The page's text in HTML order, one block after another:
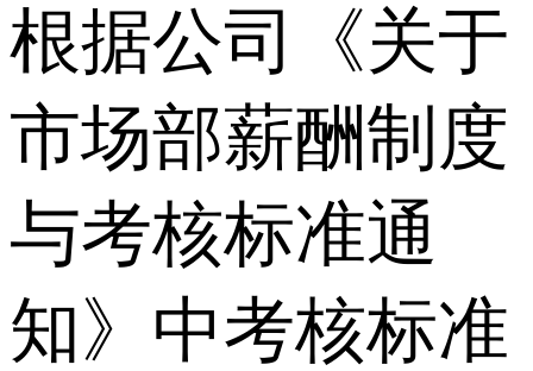
根据公司《关于
市场部薪酬制度
与考核标准通
知》中考核标准